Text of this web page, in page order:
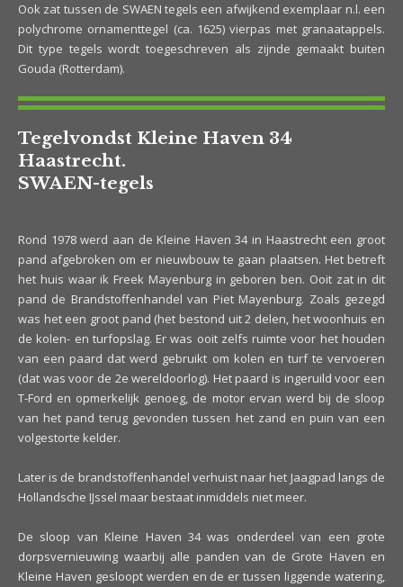
Ook zat tussen de SWAEN tegels een afwijkend exemplaar n.l. een
polychrome ornamenttegel (ca. 1625) vierpas met granaatappels.
Dit type tegels wordt toegeschreven als zijnde gemaakt buiten
Gouda (Rotterdam).
Tegelvondst Kleine Haven 34
Haastrecht.
SWAEN-tegels
Rond 1978 werd aan de Kleine Haven 34 in Haastrecht een groot
pand afgebroken om er nieuwbouw te gaan plaatsen. Het betreft
het huis waar ik Freek Mayenburg in geboren ben. Ooit zat in dit
pand de Brandstoffenhandel van Piet Mayenburg. Zoals gezegd
was het een groot pand (het bestond uit 2 delen, het woonhuis en
de kolen- en turfopslag. Er was ooit zelfs ruimte voor het houden
van een paard dat werd gebruikt om kolen en turf te vervoeren
(dat was voor de 2e wereldoorlog). Het paard is ingeruild voor een
T-Ford en opmerkelijk genoeg, de motor ervan werd bij de sloop
van het pand terug gevonden tussen het zand en puin van een
volgestorte kelder.
Later is de brandstoffenhandel verhuist naar het Jaagpad langs de
Hollandsche IJssel maar bestaat inmiddels niet meer.
De sloop van Kleine Haven 34 was onderdeel van een grote
dorpsvernieuwing waarbij alle panden van de Grote Haven en
Kleine Haven gesloopt werden en de er tussen liggende watering,